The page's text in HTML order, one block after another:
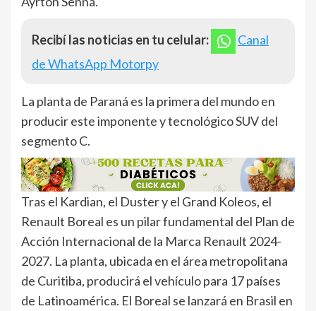
Recibí las noticias en tu celular:
Canal
de WhatsApp Motorpy
La planta de Paraná es la primera del mundo en
producir este imponente y tecnológico SUV del
segmento C.
Tras el Kardian, el Duster y el Grand Koleos, el
Renault Boreal es un pilar fundamental del Plan de
Acción Internacional de la Marca Renault 2024-
2027. La planta, ubicada en el área metropolitana
de Curitiba, producirá el vehículo para 17 países
de Latinoamérica. El Boreal se lanzará en Brasil en